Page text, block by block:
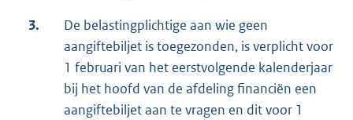
3.
De belastingplichtige aan wie geen
aangiftebiljet is toegezonden, is verplicht voor
1 februari van het eerstvolgende kalenderjaar
bij het hoofd van de afdeling financiën een
aangiftebiljet aan te vragen en dit voor 1